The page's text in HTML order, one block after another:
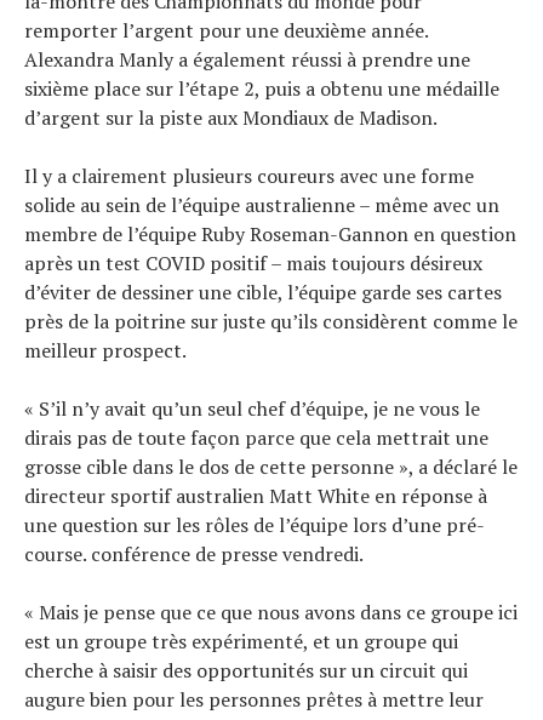
remporter l’argent pour une deuxième année.
Alexandra Manly a également réussi à prendre une
sixième place sur l’étape 2, puis a obtenu une médaille
d’argent sur la piste aux Mondiaux de Madison.
Il y a clairement plusieurs coureurs avec une forme
solide au sein de l’équipe australienne – même avec un
membre de l’équipe Ruby Roseman-Gannon en question
après un test COVID positif – mais toujours désireux
d’éviter de dessiner une cible, l’équipe garde ses cartes
près de la poitrine sur juste qu’ils considèrent comme le
meilleur prospect.
« S’il n’y avait qu’un seul chef d’équipe, je ne vous le
dirais pas de toute façon parce que cela mettrait une
grosse cible dans le dos de cette personne », a déclaré le
directeur sportif australien Matt White en réponse à
une question sur les rôles de l’équipe lors d’une pré-
course. conférence de presse vendredi.
« Mais je pense que ce que nous avons dans ce groupe ici
est un groupe très expérimenté, et un groupe qui
cherche à saisir des opportunités sur un circuit qui
augure bien pour les personnes prêtes à mettre leur